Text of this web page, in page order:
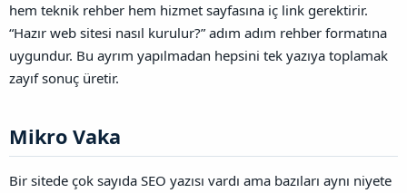
hem teknik rehber hem hizmet sayfasına iç link gerektirir.
“Hazır web sitesi nasıl kurulur?” adım adım rehber formatına
uygundur. Bu ayrım yapılmadan hepsini tek yazıya toplamak
zayıf sonuç üretir.
Mikro Vaka​
Bir sitede çok sayıda SEO yazısı vardı ama bazıları aynı niyete